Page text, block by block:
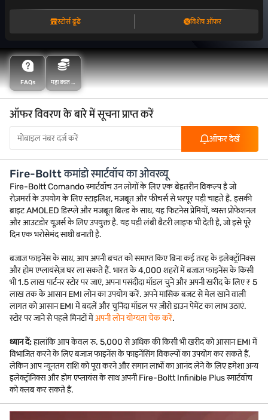
स्टोर्स ढूंढें विशेष ऑफर
FAQs
महा बचत के
साथ अधिक
ऑफर विवरण के बारे में सूचना प्राप्त करें
ऑफर देखें
Fire-Boltt कमांडो स्मार्टवॉच का ओवरव्यू
Fire-Boltt Comando स्मार्टवॉच उन लोगों के लिए एक बेहतरीन विकल्प है जो
रोज़मर्रा के उपयोग के लिए स्टाइलिश, मजबूत और फीचर्स से भरपूर घड़ी चाहते हैं. इसकी
ब्राइट AMOLED डिस्प्ले और मजबूत बिल्ड के साथ, यह फिटनेस प्रेमियों, व्यस्त प्रोफेशनल
और आउटडोर यूज़र्स के लिए उपयुक्त है. यह घड़ी लंबी बैटरी लाइफ भी देती है, जो इसे पूरे
दिन एक भरोसेमंद साथी बनाती है.
बजाज फाइनेंस के साथ, आप अपनी बचत को समाप्त किए बिना कई तरह के इलेक्ट्रॉनिक्स
और होम एप्लायंसेज़ घर ला सकते हैं. भारत के 4,000 शहरों में बजाज फाइनेंस के किसी
भी 1.5 लाख पार्टनर स्टोर पर जाएं, अपना पसंदीदा मॉडल चुनें और अपनी खरीद के लिए ₹ 5
लाख तक के आसान EMI लोन का उपयोग करें. अपने मासिक बजट से मेल खाने वाली
लागत को आसान EMI में बदलें और चुनिंदा मॉडल पर ज़ीरो डाउन पेमेंट का लाभ उठाएं.
स्टोर पर जाने से पहले मिनटों मेंअपनी लोन योग्यता चेक करें.
ध्यान दें:हालांकि आप केवल रु. 5,000 से अधिक की किसी भी खरीद को आसान EMI में
विभाजित करने के लिए बजाज फाइनेंस के फाइनेंसिंग विकल्पों का उपयोग कर सकते हैं,
लेकिन आप न्यूनतम राशि को पूरा करने और समान लाभों का आनंद लेने के लिए हमेशा अन्य
इलेक्ट्रॉनिक्स और होम एप्लायंस के साथ अपनी Fire-Boltt Infinible Plus स्मार्टवॉच
को क्लब कर सकते हैं.